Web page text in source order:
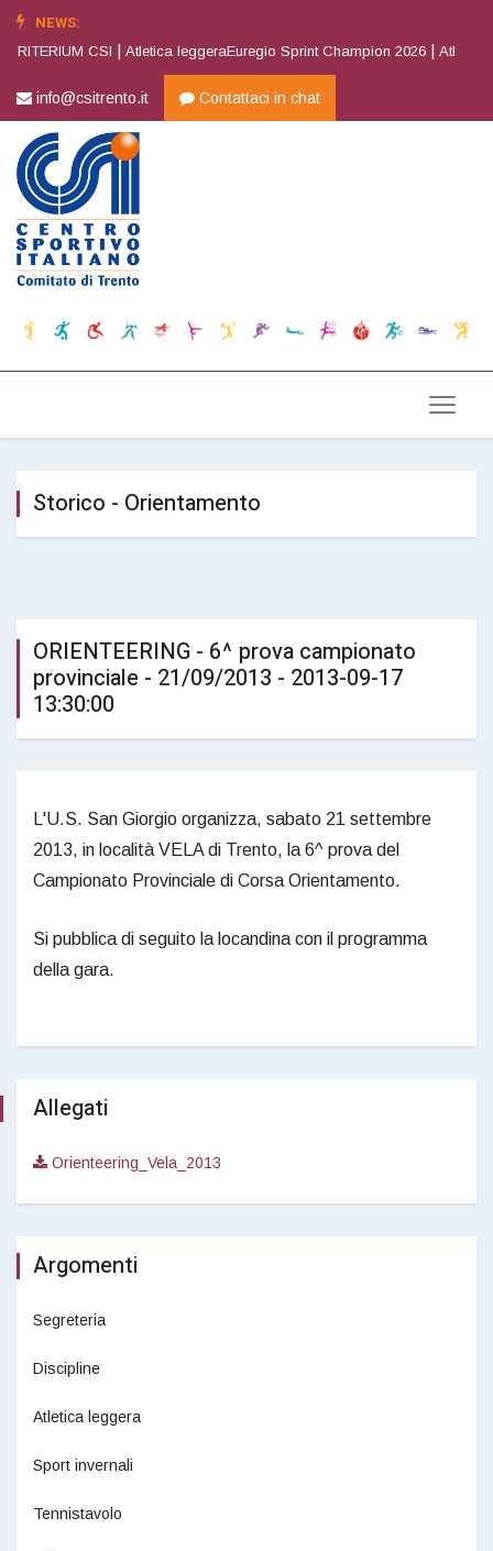
NEWS:
CSI | Atletica leggeraEuregio Sprint Champion 2026 |Atletica
info@csitrento.it Contattaci in chat
Storico - Orientamento
ORIENTEERING - 6^ prova campionato
provinciale - 21/09/2013 - 2013-09-17
13:30:00
L'U.S. San Giorgio organizza, sabato 21 settembre
2013, in località VELA di Trento, la 6^ prova del
Campionato Provinciale di Corsa Orientamento.
Si pubblica di seguito la locandina con il programma
della gara.
Allegati
Orienteering_Vela_2013
Argomenti
Segreteria
Discipline
Atletica leggera
Sport invernali
Tennistavolo